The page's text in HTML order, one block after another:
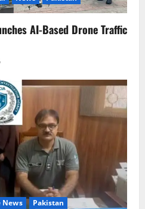
AI-Based Drone Traffic
News Pakistan